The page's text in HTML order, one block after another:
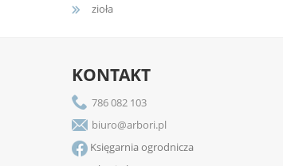
zioła
KONTAKT
786 082 103
biuro@arbori.pl
Księgarnia ogrodnicza